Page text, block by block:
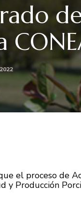
el proceso de
y Producción